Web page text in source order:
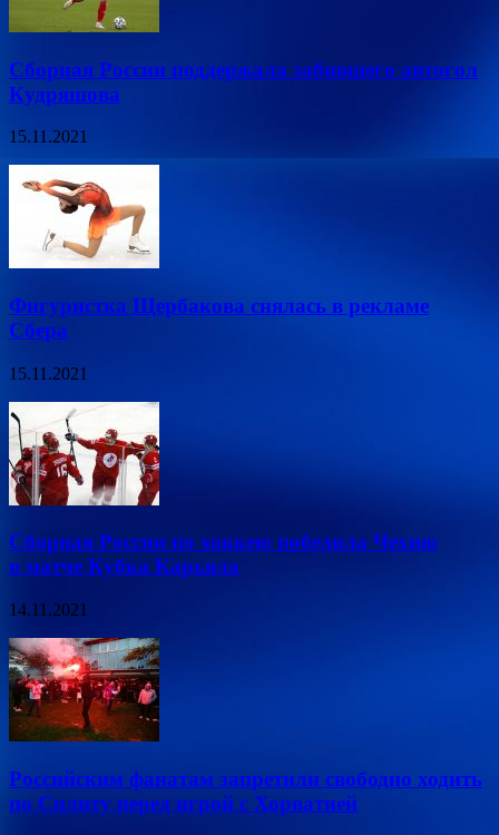
Сборная России поддержала забившего автогол
Кудряшова
15.11.2021
Фигуристка Щербакова снялась в рекламе
Сбера
15.11.2021
Сборная России по хоккею победила Чехию
в матче Кубка Карьяла
14.11.2021
Российским фанатам запретили свободно ходить
по Сплиту перед игрой с Хорватией